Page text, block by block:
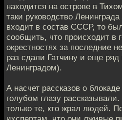
находится на острове в
таки руководство Ленинграда
входит в состав СССР, то
сообщить, что происходит в
окрестностях за последние
раз сдали Гатчину и еще ряд
Ленинградом).
А насчет рассказов о
голубом глазу
только те, кто жрал людей.